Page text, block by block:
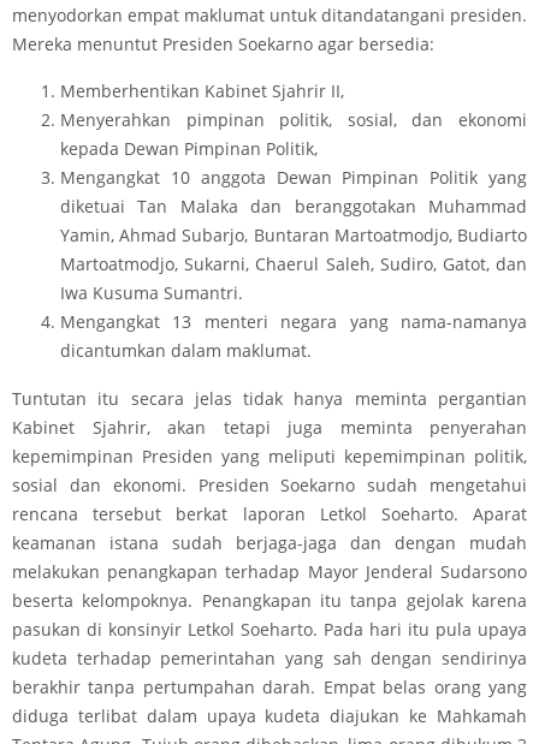
menyodorkan empat maklumat untuk ditandatangani presiden.
Mereka menuntut Presiden Soekarno agar bersedia:
Memberhentikan Kabinet Sjahrir II,
Menyerahkan pimpinan politik, sosial, dan ekonomi
kepada Dewan Pimpinan Politik,
Mengangkat 10 anggota Dewan Pimpinan Politik yang
diketuai Tan Malaka dan beranggotakan Muhammad
Yamin, Ahmad Subarjo, Buntaran Martoatmodjo, Budiarto
Martoatmodjo, Sukarni, Chaerul Saleh, Sudiro, Gatot, dan
Iwa Kusuma Sumantri.
Mengangkat 13 menteri negara yang nama-namanya
dicantumkan dalam maklumat.
Tuntutan itu secara jelas tidak hanya meminta pergantian
Kabinet Sjahrir, akan tetapi juga meminta penyerahan
kepemimpinan Presiden yang meliputi kepemimpinan politik,
sosial dan ekonomi. Presiden Soekarno sudah mengetahui
rencana tersebut berkat laporan Letkol Soeharto. Aparat
keamanan istana sudah berjaga-jaga dan dengan mudah
melakukan penangkapan terhadap Mayor Jenderal Sudarsono
beserta kelompoknya. Penangkapan itu tanpa gejolak karena
pasukan di konsinyir Letkol Soeharto. Pada hari itu pula upaya
kudeta terhadap pemerintahan yang sah dengan sendirinya
berakhir tanpa pertumpahan darah. Empat belas orang yang
diduga terlibat dalam upaya kudeta diajukan ke Mahkamah